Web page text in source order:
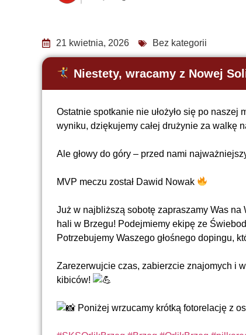
21 kwietnia, 2026 Bez kategorii
Niestety, wracamy z Nowej
Ostatnie spotkanie nie ułożyło się po
wyniku, dziękujemy całej drużynie za walkę
Ale głowy do góry – przed nami
MVP meczu został Dawid Nowak
Już w najbliższą sobotę zapraszamy Was
hali w Brzegu! Podejmiemy ekipę ze
Potrzebujemy Waszego głośnego dopingu,
Zarezerwujcie czas, zabierzcie znajomych i
kibiców!
Poniżej wrzucamy krótką fotorelację z